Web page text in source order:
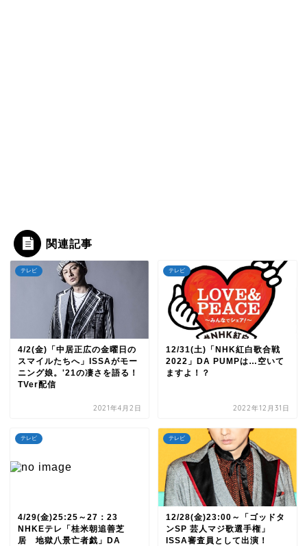
関連記事
テレビ
4/2(金)「中居正広の金曜日の
スマイルたちへ」ISSAがモー
ニング娘。'21の凄さを語る！
TVer配信
2021年4月2日
テレビ
12/31(土)「NHK紅白歌合戦
2022」DA PUMPは…空いて
ますよ！？
2022年12月31日
テレビ
4/29(金)25:25～27：23
NHKEテレ「桂米朝追善芝
居 地獄八景亡者戯」DA
テレビ
12/28(金)23:00～「ゴッドタ
ンSP 芸人マジ歌選手権」
ISSA審査員として出演！